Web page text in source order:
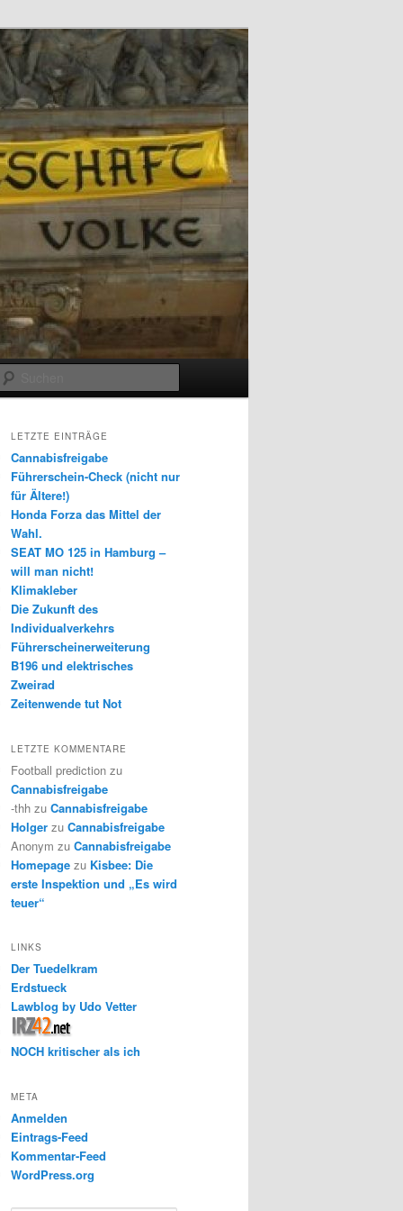
LETZTE EINTRÄGE
Cannabisfreigabe
Führerschein-Check (nicht nur
für Ältere!)
Honda Forza das Mittel der
Wahl.
SEAT MO 125 in Hamburg –
will man nicht!
Klimakleber
Die Zukunft des
Individualverkehrs
Führerscheinerweiterung
B196 und elektrisches
Zweirad
Zeitenwende tut Not
LETZTE KOMMENTARE
Football prediction zu
Cannabisfreigabe
-thh zu Cannabisfreigabe
Holger zu Cannabisfreigabe
Anonym zu Cannabisfreigabe
Homepage zu Kisbee: Die
erste Inspektion und „Es wird
teuer“
LINKS
Der Tuedelkram
Erdstueck
Lawblog by Udo Vetter
NOCH kritischer als ich
META
Anmelden
Eintrags-Feed
Kommentar-Feed
WordPress.org